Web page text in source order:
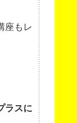
座もレ
ラスに